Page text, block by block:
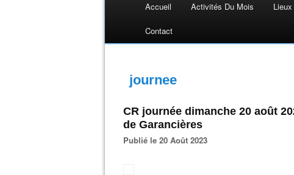
Accueil Activités Du Mois
Contact
journee
CR journée dimanche 20 août
de Garancières
Publié le 20 Août 2023